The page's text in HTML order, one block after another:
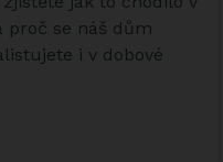
proč se náš dům
i v dobové